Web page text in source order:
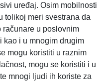
uređaj. Osim mobilnosti
tolikoj meri svestrana da
u poslovnim
kao i u mnogim drugim
mogu koristiti u raznim
mogu se koristiti i u
mnogi ljudi ih koriste za